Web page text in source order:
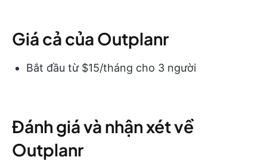
Giá cả của Outplanr
Bắt đầu từ $15/tháng cho 3 người
Đánh giá và nhận xét về
Outplanr